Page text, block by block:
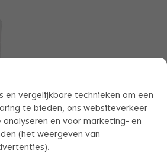
en vergelijkbare technieken om een
te bieden, ons websiteverkeer
en voor marketing- en
(het weergeven van